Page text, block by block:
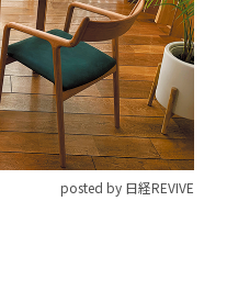
posted by 日経REVIVE